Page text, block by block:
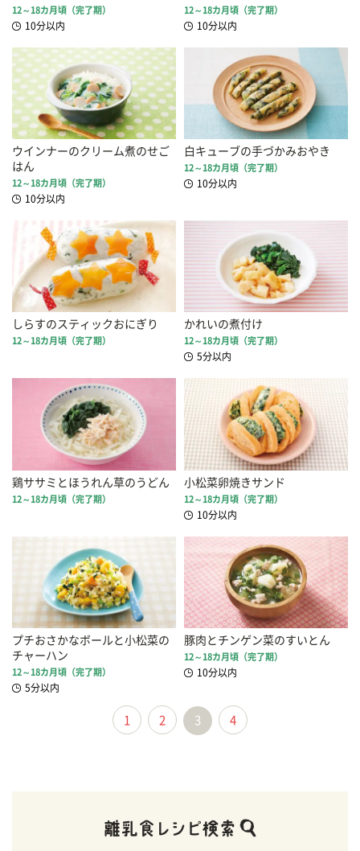
12～18カ月頃（完了期）
10分以内
12～18カ月頃（完了期）
10分以内
ウインナーのクリーム煮のせご
はん
12～18カ月頃（完了期）
10分以内
白キューブの手づかみおやき
12～18カ月頃（完了期）
10分以内
しらすのスティックおにぎり
12～18カ月頃（完了期）
かれいの煮付け
12～18カ月頃（完了期）
5分以内
鶏ササミとほうれん草のうどん
12～18カ月頃（完了期）
小松菜卵焼きサンド
12～18カ月頃（完了期）
10分以内
プチおさかなボールと小松菜の
チャーハン
12～18カ月頃（完了期）
5分以内
豚肉とチンゲン菜のすいとん
12～18カ月頃（完了期）
10分以内
1 2 3 4